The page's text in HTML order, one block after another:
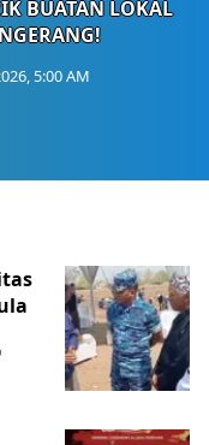
BUATAN LOKAL
5:00 AM